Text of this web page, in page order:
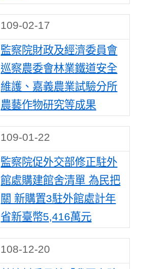
109-02-17
監察院財政及經濟委員會
巡察農委會林業鐵道安全
維護、嘉義農業試驗分所
農藝作物研究等成果
109-01-22
監察院促外交部修正駐外
館處購建館舍清單 為民把
關 新購置3駐外館處計年
省新臺幣5,416萬元
108-12-20